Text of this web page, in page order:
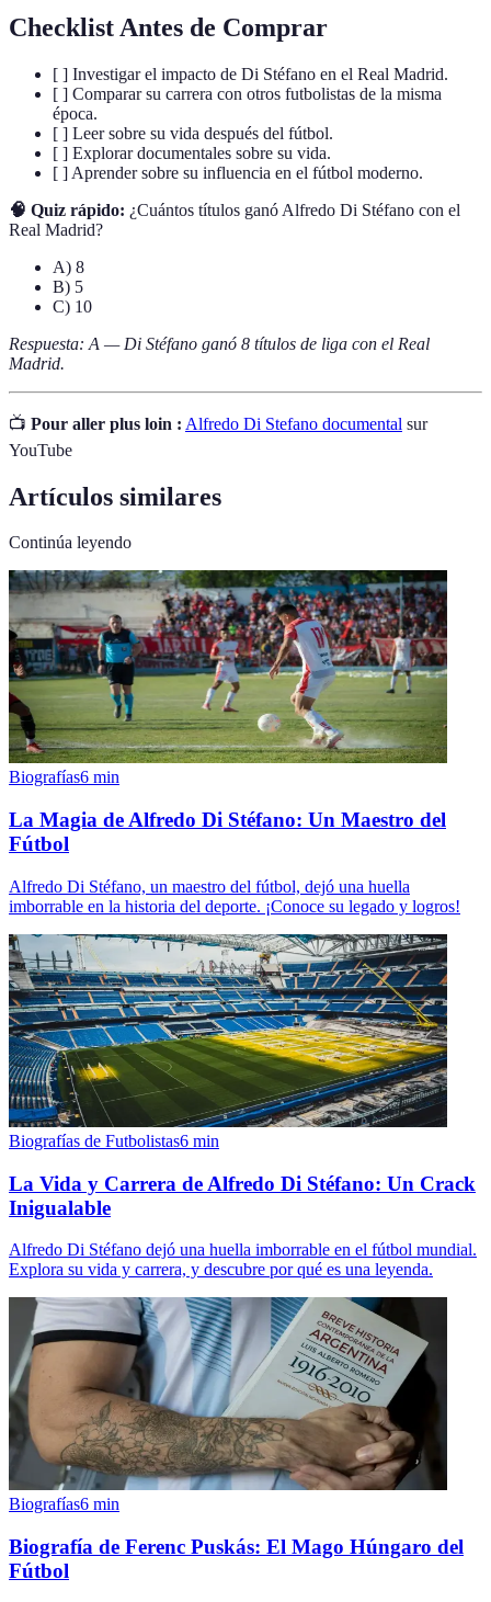
Checklist Antes de Comprar
[ ] Investigar el impacto de Di Stéfano en el Real Madrid.
[ ] Comparar su carrera con otros futbolistas de la misma
época.
[ ] Leer sobre su vida después del fútbol.
[ ] Explorar documentales sobre su vida.
[ ] Aprender sobre su influencia en el fútbol moderno.
🧠 Quiz rápido: ¿Cuántos títulos ganó Alfredo Di Stéfano con el
Real Madrid?
A) 8
B) 5
C) 10
Respuesta: A — Di Stéfano ganó 8 títulos de liga con el Real
Madrid.
📺 Pour aller plus loin : Alfredo Di Stefano documental sur
YouTube
Artículos similares
Continúa leyendo
Biografías6 min
La Magia de Alfredo Di Stéfano: Un Maestro del
Fútbol
Alfredo Di Stéfano, un maestro del fútbol, dejó una huella
imborrable en la historia del deporte. ¡Conoce su legado y logros!
Biografías de Futbolistas6 min
La Vida y Carrera de Alfredo Di Stéfano: Un Crack
Inigualable
Alfredo Di Stéfano dejó una huella imborrable en el fútbol mundial.
Explora su vida y carrera, y descubre por qué es una leyenda.
Biografías6 min
Biografía de Ferenc Puskás: El Mago Húngaro del
Fútbol